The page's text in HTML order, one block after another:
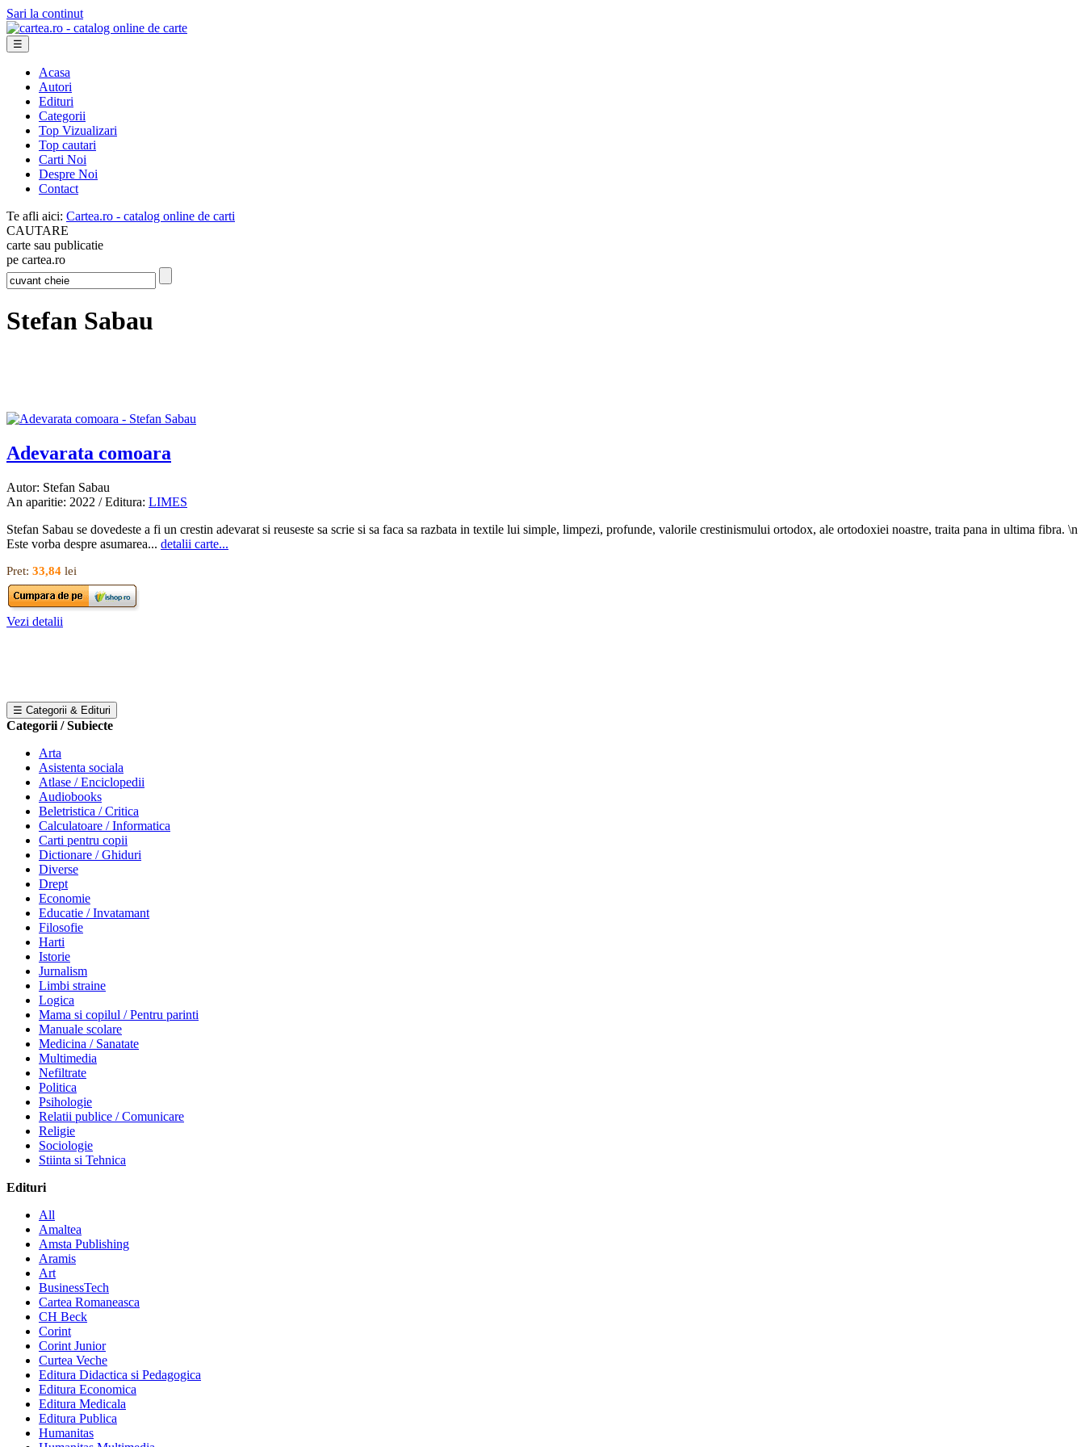
Sari la continut
☰
Acasa
Autori
Edituri
Categorii
Top Vizualizari
Top cautari
Carti Noi
Despre Noi
Contact
Te afli aici: Cartea.ro - catalog online de carti
CAUTARE
carte sau publicatie
pe cartea.ro
Stefan Sabau
Adevarata comoara
Autor: Stefan Sabau
An aparitie: 2022 / Editura: LIMES
Stefan Sabau se dovedeste a fi un crestin adevarat si reuseste sa scrie si sa faca sa razbata in textile lui simple, limpezi, profunde, valorile crestinismului ortodox, ale ortodoxiei noastre, traita pana in ultima fibra. \n
Este vorba despre asumarea... detalii carte...
Pret: 33,84 lei
Vezi detalii
☰ Categorii & Edituri
Categorii / Subiecte
Arta
Asistenta sociala
Atlase / Enciclopedii
Audiobooks
Beletristica / Critica
Calculatoare / Informatica
Carti pentru copii
Dictionare / Ghiduri
Diverse
Drept
Economie
Educatie / Invatamant
Filosofie
Harti
Istorie
Jurnalism
Limbi straine
Logica
Mama si copilul / Pentru parinti
Manuale scolare
Medicina / Sanatate
Multimedia
Nefiltrate
Politica
Psihologie
Relatii publice / Comunicare
Religie
Sociologie
Stiinta si Tehnica
Edituri
All
Amaltea
Amsta Publishing
Aramis
Art
BusinessTech
Cartea Romaneasca
CH Beck
Corint
Corint Junior
Curtea Veche
Editura Didactica si Pedagogica
Editura Economica
Editura Medicala
Editura Publica
Humanitas